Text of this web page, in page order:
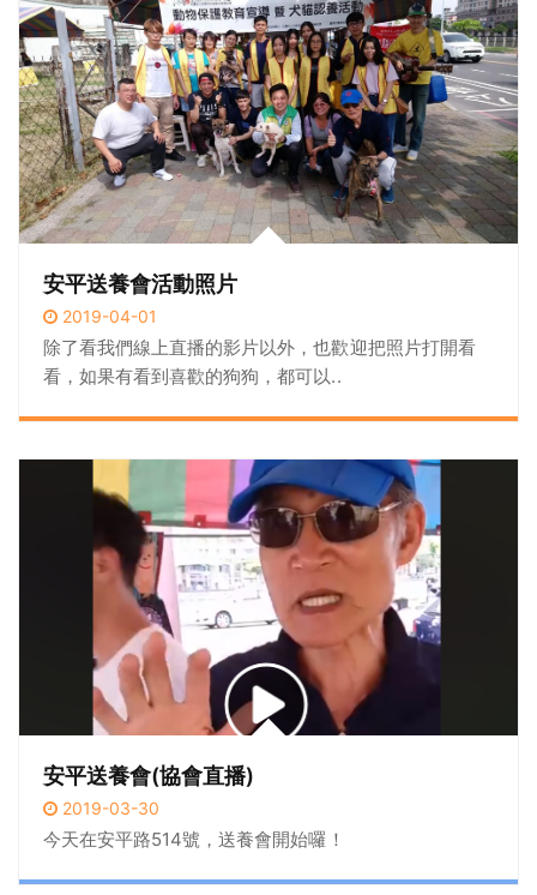
安平送養會活動照片
2019-04-01
除了看我們線上直播的影片以外，也歡迎把照片打開看
看，如果有看到喜歡的狗狗，都可以..
安平送養會(協會直播)
2019-03-30
今天在安平路514號，送養會開始囉！